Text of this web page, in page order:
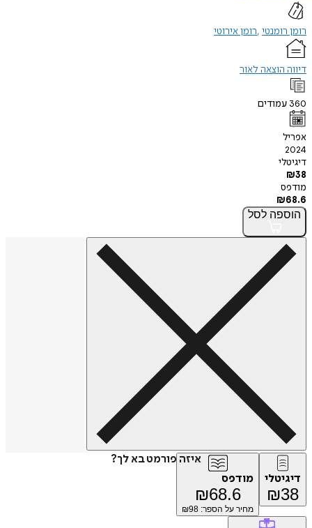
רומן רומנטי רומן אירוטי
דיווה הוצאה לאור
360 עמודים
אפריל
2024
דיגיטלי
₪38
מודפס
₪68.6
הוספה לסל
איזה פורמט בא לך?
דיגיטלי
₪38
מודפס
₪68.6
מחיר על הספר: ₪ 98